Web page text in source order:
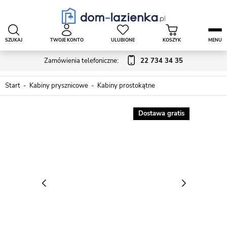
Zamówienia telefoniczne: 22 734 34 35
SZUKAJ TWOJE KONTO ULUBIONE KOSZYK MENU
Start Kabiny prysznicowe Kabiny prostokątne
Dostawa gratis